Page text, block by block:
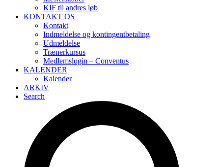
KIF til andres løb
KONTAKT OS
Kontakt
Indmeldelse og kontingentbetaling
Udmeldelse
Trænerkursus
Medlemslogin – Conventus
KALENDER
Kalender
ARKIV
Search